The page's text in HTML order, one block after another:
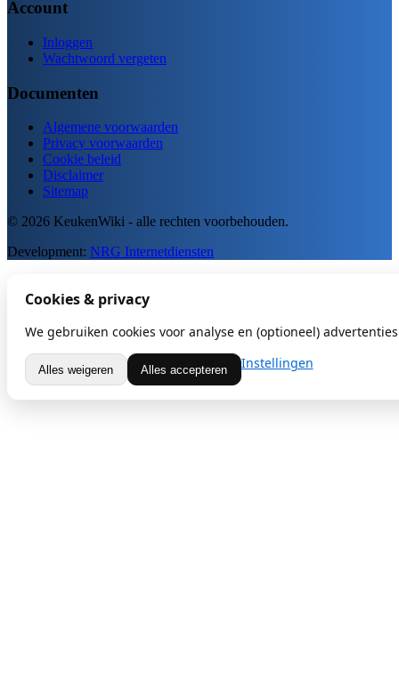
Account
Inloggen
Wachtwoord vergeten
Documenten
Algemene voorwaarden
Privacy voorwaarden
Cookie beleid
Disclaimer
Sitemap
© 2026 KeukenWiki - alle rechten voorbehouden.
Development: NRG Internetdiensten
Cookies & privacy
We gebruiken cookies voor analyse en (optioneel)
Alles weigeren Alles accepteren Instellingen